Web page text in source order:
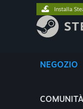
NEGOZIO
COMUNITÀ
Installa